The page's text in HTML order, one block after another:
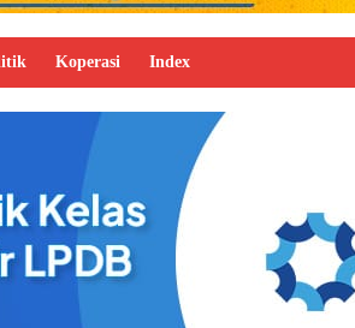
Koperasi Index